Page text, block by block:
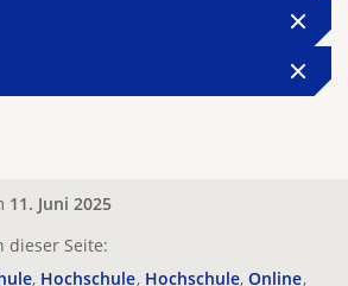
11. Juni 2025
dieser Seite:
Hochschule Hochschule Online